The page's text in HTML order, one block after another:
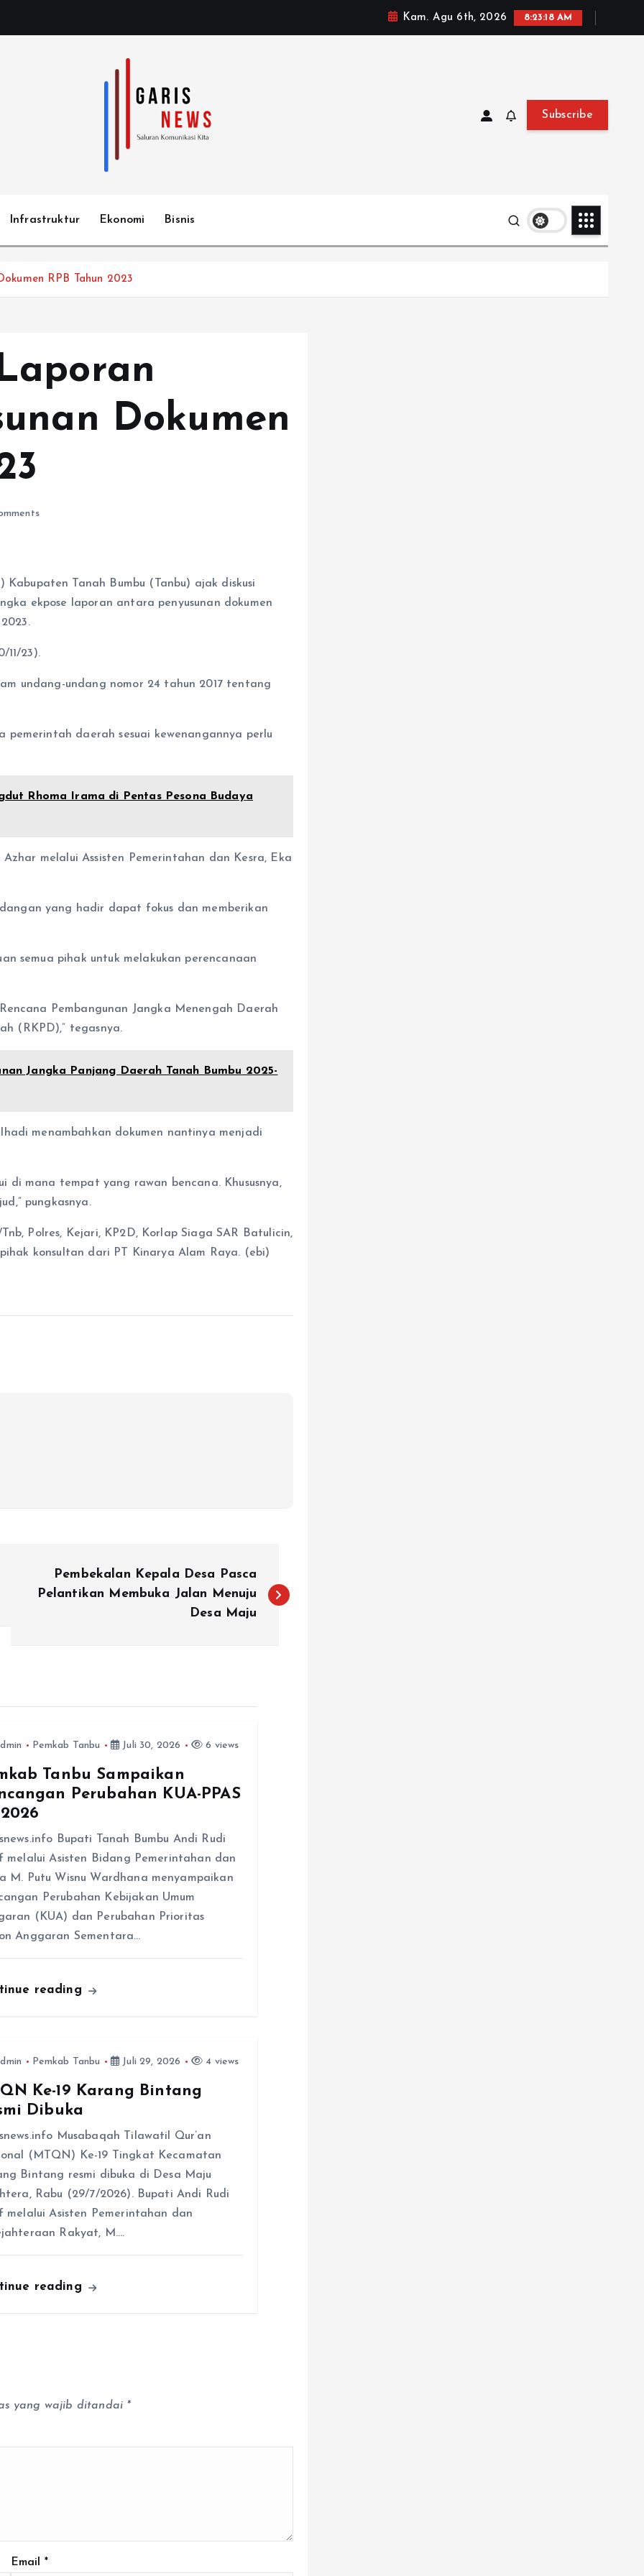
Kam. Agu 6th, 2026 8:23:19 AM
Subscribe
Infrastruktur Ekonomi Bisnis
RPB Tahun 2023
Dokumen
Tanah Bumbu (Tanbu) ajak diskusi
ekpose laporan antara penyusunan dokumen
11/23).
undang-undang nomor 24 tahun 2017 tentang
daerah sesuai kewenangannya perlu
Rhoma Irama di Pentas Pesona Budaya
melalui Assisten Pemerintahan dan Kesra, Eka
yang hadir dapat fokus dan memberikan
semua pihak untuk melakukan perencanaan
Pembangunan Jangka Menengah Daerah
(RKPD),” tegasnya.
Jangka Panjang Daerah Tanah Bumbu 2025-
menambahkan dokumen nantinya menjadi
di mana tempat yang rawan bencana. Khususnya,
pungkasnya.
Polres, Kejari, KP2D, Korlap Siaga SAR Batulicin,
konsultan dari PT Kinarya Alam Raya. (ebi)
Pembekalan Kepala Desa Pasca
Pelantikan Membuka Jalan Menuju
Desa Maju
Pemkab Tanbu Juli 30, 2026 6 views
Tanbu Sampaikan
Perubahan KUA-PPAS
Bupati Tanah Bumbu Andi Rudi
melalui Asisten Bidang Pemerintahan dan
M. Putu Wisnu Wardhana menyampaikan
Perubahan Kebijakan Umum
(KUA) dan Perubahan Prioritas
Anggaran Sementara…
reading
Pemkab Tanbu Juli 29, 2026 4 views
Ke-19 Karang Bintang
Dibuka
Musabaqah Tilawatil Qur’an
(MTQN) Ke-19 Tingkat Kecamatan
Bintang resmi dibuka di Desa Maju
Rabu (29/7/2026). Bupati Andi Rudi
melalui Asisten Pemerintahan dan
Rakyat, M.…
reading
yang wajib ditandai *
Email *